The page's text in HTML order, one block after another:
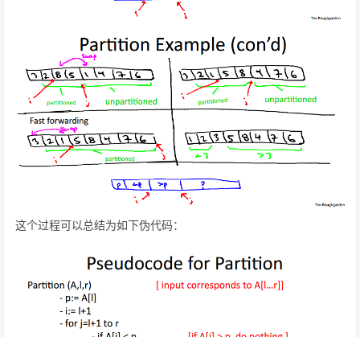
这个过程可以总结为如下伪代码：